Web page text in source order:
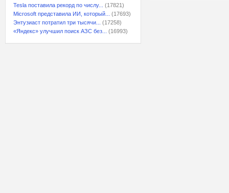
Tesla поставила рекорд по числу...
(17821)
Microsoft представила ИИ, который...
(17693)
Энтузиаст потратил три тысячи...
(17258)
«Яндекс» улучшил поиск АЗС без...
(16993)